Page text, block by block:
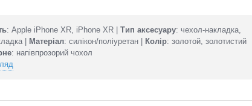
: Apple iPhone XR, iPhone XR |Тип аксесуару: чехол-накладка,
|
Матеріал: силікон/поліуретан | Колір: золотой, золотистий
: напівпрозорий чохол